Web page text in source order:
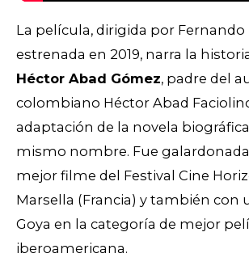
La película, dirigida por Fernando
estrenada en 2019, narra la
Héctor Abad Gómez, padre del
colombiano Héctor Abad
adaptación de la novela
mismo nombre. Fue
mejor filme del Festival Cine
Marsella (Francia) y también con
Goya en la categoría de mejor
iberoamericana.